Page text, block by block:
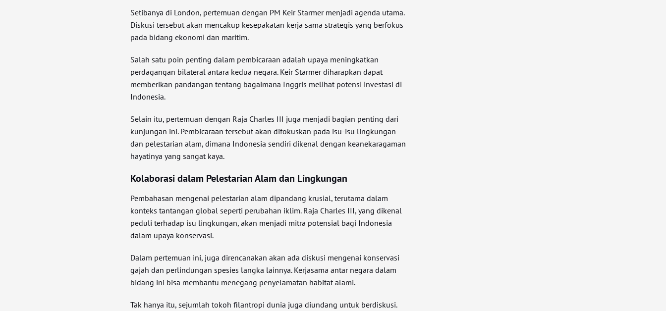
Setibanya di London, pertemuan dengan PM Keir Starmer menjadi agenda utama.
Diskusi tersebut akan mencakup kesepakatan kerja sama strategis yang berfokus
pada bidang ekonomi dan maritim.
Salah satu poin penting dalam pembicaraan adalah upaya meningkatkan
perdagangan bilateral antara kedua negara. Keir Starmer diharapkan dapat
memberikan pandangan tentang bagaimana Inggris melihat potensi investasi di
Indonesia.
Selain itu, pertemuan dengan Raja Charles III juga menjadi bagian penting dari
kunjungan ini. Pembicaraan tersebut akan difokuskan pada isu-isu lingkungan
dan pelestarian alam, dimana Indonesia sendiri dikenal dengan keanekaragaman
hayatinya yang sangat kaya.
Kolaborasi dalam Pelestarian Alam dan Lingkungan
Pembahasan mengenai pelestarian alam dipandang krusial, terutama dalam
konteks tantangan global seperti perubahan iklim. Raja Charles III, yang dikenal
peduli terhadap isu lingkungan, akan menjadi mitra potensial bagi Indonesia
dalam upaya konservasi.
Dalam pertemuan ini, juga direncanakan akan ada diskusi mengenai konservasi
gajah dan perlindungan spesies langka lainnya. Kerjasama antar negara dalam
bidang ini bisa membantu menegang penyelamatan habitat alami.
Tak hanya itu, sejumlah tokoh filantropi dunia juga diundang untuk berdiskusi.